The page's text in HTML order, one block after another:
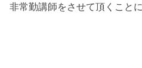
非常勤講師をさせて頂くこと